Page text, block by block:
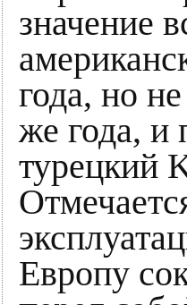
значение
года, но
же года, и
турецкий
Европу